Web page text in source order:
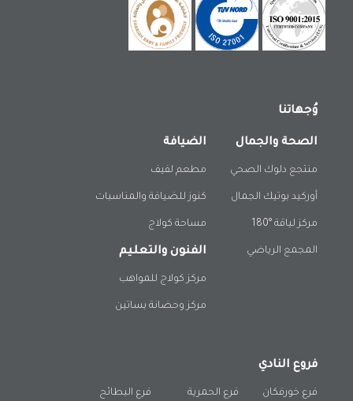
وُجهاتنا
الصحة والجمال
منتجع دلوك الصحي
أوركيد بوتيك الجمال
مركز لياقة °180
المجمع الرياضي
الضيافة
مطعم لفيف
كنوز للضيافة والمناسبات
مساحة كولاج
الفنون والتعليم
مركز كولاج للمواهب
مركز وحضانة بساتين
فروع النادي
فرع خورفكان فرع الحمرية فرع البطائح